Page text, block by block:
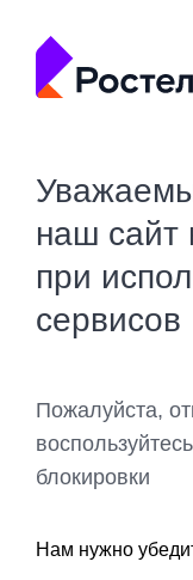
наш сайт
при
сервисов
Пожалуйста,
блокировки
Нам нужно